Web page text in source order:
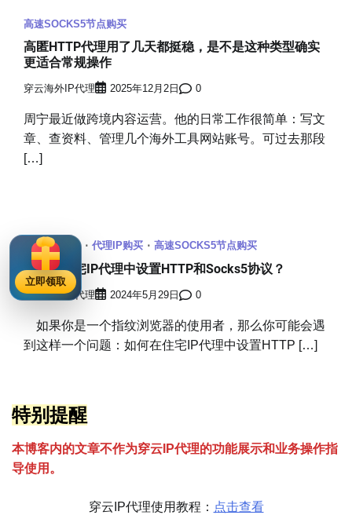
高速SOCKS5节点购买
高匿HTTP代理用了几天都挺稳，是不是这种类型确实
更适合常规操作
穿云海外IP代理 2025年12月2日 0
周宁最近做跨境内容运营。他的日常工作很简单：写文
章、查资料、管理几个海外工具网站账号。可过去那段
[…]
HTTP代理IP 代理IP购买 高速SOCKS5节点购买
如何在住宅IP代理中设置HTTP和Socks5协议？
穿云海外IP代理 2024年5月29日 0
如果你是一个指纹浏览器的使用者，那么你可能会遇
到这样一个问题：如何在住宅IP代理中设置HTTP […]
特别提醒
本博客内的文章不作为穿云 P代理的功能展示和业务操作指
导使用。
穿云IP代理使用教程： 点击查看
立即领取